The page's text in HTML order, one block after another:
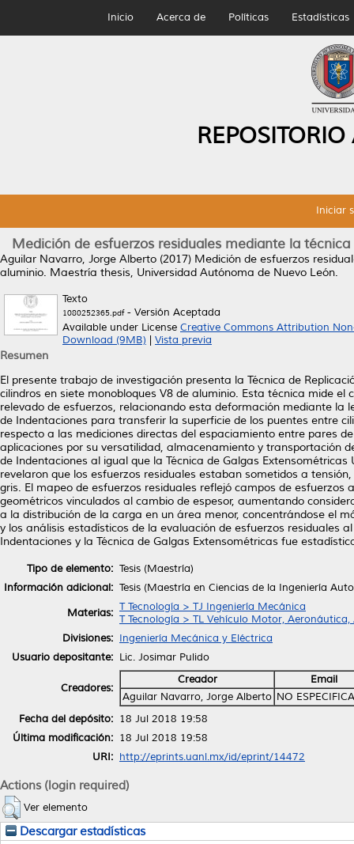
Inicio Acerca de Políticas Estadísticas
Iniciar
Medición de esfuerzos residuales mediante la
Aguilar Navarro, Jorge Alberto (2017) Medición de esfuerzos
aluminio. Maestría thesis, Universidad Autónoma de Nuevo León.
Texto
1080252365.pdf- Versión Aceptada
Available under License Creative Commons Attribution
Download (9MB)
Vista previa
Resumen
El presente trabajo de investigación presenta la Técnica de
cilindros en siete monobloques V8 de aluminio. Esta técnica mide
relevado de esfuerzos, relacionando esta deformación mediante la
de Indentaciones para transferir la superficie de los puentes entre
respecto a las mediciones directas del espaciamiento entre pares
aplicaciones por su versatilidad, almacenamiento y transportación
de Indentaciones al igual que la Técnica de Galgas
revelaron que los esfuerzos residuales estaban sometidos a
gris. El mapeo de esfuerzos residuales reflejó campos de
geométricos vinculados al cambio de espesor, aumentando
a la distribución de la carga en un área menor, concentrándose el
y los análisis estadísticos de la evaluación de esfuerzos residuales
Indentaciones y la Técnica de Galgas Extensométricas fue
Tipo de elemento: Tesis (Maestría)
Información adicional: Tesis (Maestría en Ciencias de la Ingeniería
Materias: T Tecnología > TJ Ingeniería Mecánica
T Tecnología > TL Vehículo Motor,
Divisiones: Ingeniería Mecánica y Eléctrica
Usuario depositante: Lic. Josimar Pulido
Creadores:
Creador
Email
Aguilar Navarro, Jorge Alberto NO
Fecha del depósito: 18 Jul 2018 19:58
Última modificación: 18 Jul 2018 19:58
URI: http://eprints.uanl.mx/id/eprint/14472
Actions (login required)
Ver elemento
Descargar estadísticas